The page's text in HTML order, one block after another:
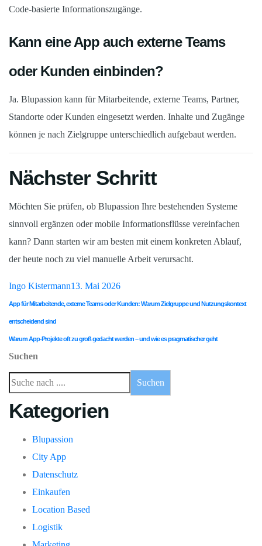
Code-basierte Informationszugänge.
Kann eine App auch externe Teams
oder Kunden einbinden?
Ja. Blupassion kann für Mitarbeitende, externe Teams, Partner,
Standorte oder Kunden eingesetzt werden. Inhalte und Zugänge
können je nach Zielgruppe unterschiedlich aufgebaut werden.
Nächster Schritt
Möchten Sie prüfen, ob Blupassion Ihre bestehenden Systeme
sinnvoll ergänzen oder mobile Informationsflüsse vereinfachen
kann? Dann starten wir am besten mit einem konkreten Ablauf,
der heute noch zu viel manuelle Arbeit verursacht.
Ingo Kistermann13. Mai 2026
App für Mitarbeitende, externe Teams oder Kunden: Warum Zielgruppe und Nutzungskontext
entscheidend sind
Warum App-Projekte oft zu groß gedacht werden – und wie es pragmatischer geht
Suchen
Suchen
Kategorien
Blupassion
City App
Datenschutz
Einkaufen
Location Based
Logistik